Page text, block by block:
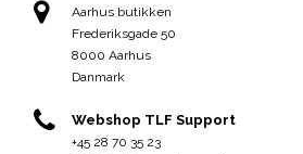
Aarhus butikken
Frederiksgade 50
8000 Aarhus
Danmark
Webshop TLF Support
+45 28 70 35 23